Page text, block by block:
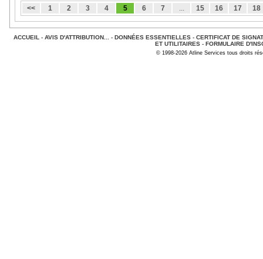
<< 1 2 3 4 5 6 7 ... 15 16 17 18
ACCUEIL - AVIS D'ATTRIBUTION... - DONNÉES ESSENTIELLES- CERTIFICAT DE
ET UTILITAIRES - FORMULAIRE
© 1998-2026 Atline Services tous droits